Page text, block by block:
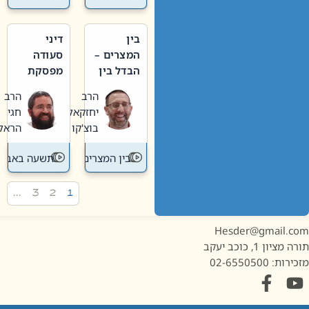
בין
המצרים –
הבדל בין
חדשה
לישנה
הרב
יחזקאל
בוצ'קו
בין המצרים
דיני
סעודה
מפסקת
תשעה
באב
הרב
חגי
הראל
תשעה באב
1, כוכב יעקב
02-6550500